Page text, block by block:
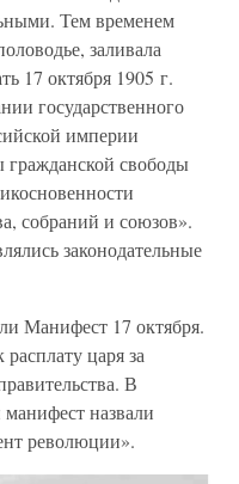
Тем временем
заливала
17 октября 1905 г.
государственного
империи
гражданской свободы
собраний и союзов».
законодательные
Манифест 17 октября.
царя за
В
назвали
революции».